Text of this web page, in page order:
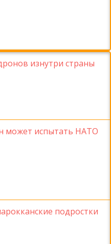
изнутри страны
может испытать НАТО
подростки